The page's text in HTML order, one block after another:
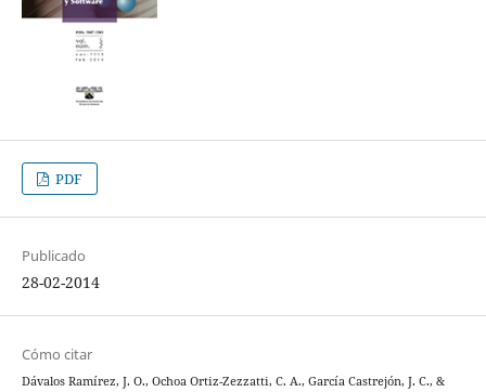
PDF
Publicado
28-02-2014
Cómo citar
Dávalos Ramírez, J. O., Ochoa Ortiz-Zezzatti, C. A., García Castrejón, J. C., &